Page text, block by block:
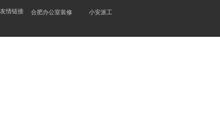
友情链接 合肥办公室装修 小安派工